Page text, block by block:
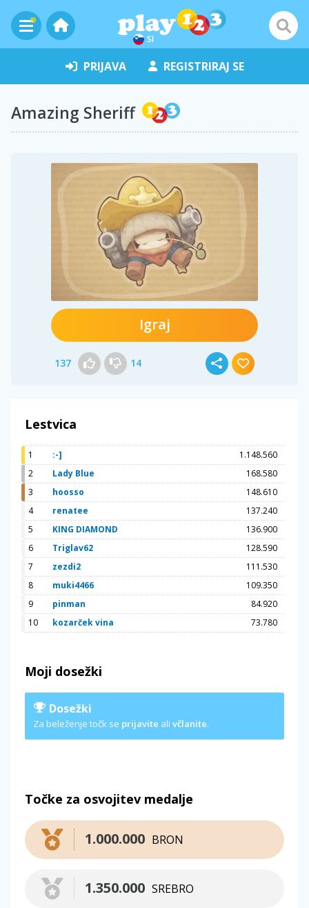
SI
PRIJAVA REGISTRIRAJ SE
Amazing Sheriff
Igraj
137 14
Lestvica
1 :-]
1.148.560
2
Lady Blue
168.580
3
hoosso
148.610
4
renatee
137.240
5
KING DIAMOND
136.900
6
Triglav62
128.590
7
zezdi2
111.530
8
muki4466
109.350
9
pinman
84.920
10
kozarček vina 73.780
Moji dosežki
Dosežki
Za beleženje točk se prijavite ali včlanite.
Točke za osvojitev medalje
BRON
1.000.000
SREBRO
1.350.000